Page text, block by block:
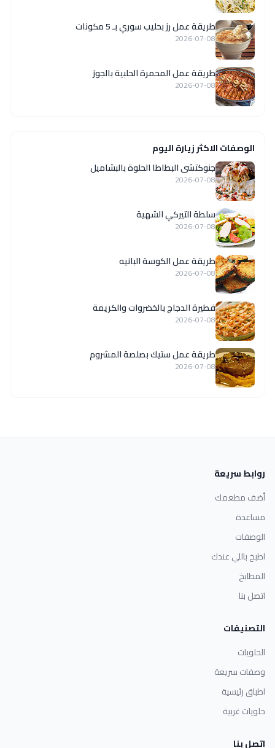
طريقة عمل رز بحليب سوري بـ 5 مكونات
2026-07-08
طريقة عمل المحمرة الحلبية بالجوز
2026-07-08
الوصفات الاكثر زيارة اليوم
جنوكتشى البطاطا الحلوة بالبشاميل
2026-07-08
سلطة التيركي الشهية
2026-07-08
طريقة عمل الكوسة البانيه
2026-07-08
فطيرة الدجاج بالخضروات والكريمة
2026-07-08
طريقة عمل ستيك بصلصة المشروم
2026-07-08
روابط سريعة
أضف مطعمك
مساعدة
الوصفات
اطبخ باللي عندك
المطابخ
اتصل بنا
التصنيفات
الحلويات
وصفات سريعة
اطباق رئيسية
حلويات غربية
اتصل بنا